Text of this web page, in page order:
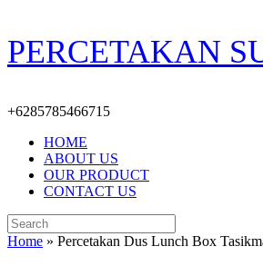
Skip
to
content
PERCETAKAN
+6285785466715
HOME
ABOUT US
OUR PRODUCT
CONTACT US
Search
for:
Home » Percetakan Dus Lunch Box